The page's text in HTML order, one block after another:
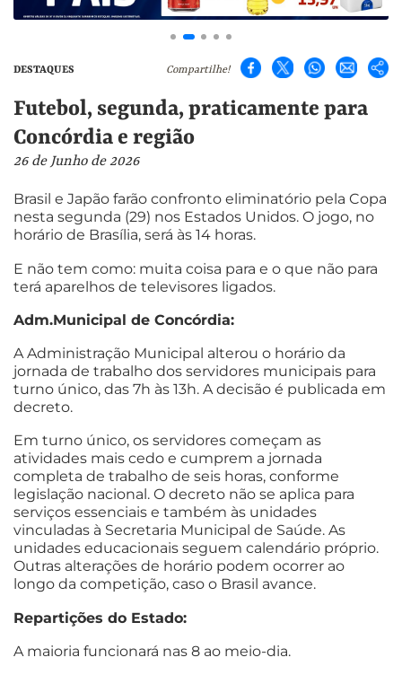
DESTAQUES Compartilhe!
Futebol, segunda, praticamente para
Concórdia e região
26 de Junho de 2026
Brasil e Japão farão confronto eliminatório pela Copa
nesta segunda (29) nos Estados Unidos. O jogo, no
horário de Brasília, será às 14 horas.
E não tem como: muita coisa para e o que não para
terá aparelhos de televisores ligados.
Adm.Municipal de Concórdia:
A Administração Municipal alterou o horário da
jornada de trabalho dos servidores municipais para
turno único, das 7h às 13h. A decisão é publicada em
decreto.
Em turno único, os servidores começam as
atividades mais cedo e cumprem a jornada
completa de trabalho de seis horas, conforme
legislação nacional. O decreto não se aplica para
serviços essenciais e também às unidades
vinculadas à Secretaria Municipal de Saúde. As
unidades educacionais seguem calendário próprio.
Outras alterações de horário podem ocorrer ao
longo da competição, caso o Brasil avance.
Repartições do Estado:
A maioria funcionará nas 8 ao meio-dia.